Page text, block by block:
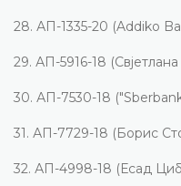
28. АП-1335-20 (Addiko
29. АП-5916-18
30. АП-7530-18 ("
31. АП-7729-18 (Борис
32. АП-4998-18 (Есад